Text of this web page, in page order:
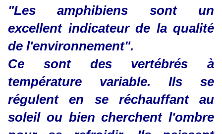
"Les amphibiens sont un
excellent indicateur de la qualité
de l'environnement".
Ce sont des vertébrés à
température variable. Ils se
régulent en se réchauffant au
soleil ou bien cherchent l'ombre